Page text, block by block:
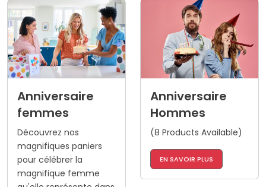
Anniversaire
femmes
Découvrez nos
magnifiques paniers
pour célébrer la
magnifique femme
Anniversaire
Hommes
(8 Products Available)
EN SAVOIR PLUS